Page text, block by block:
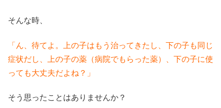
そんな時、
「ん、待てよ。上の子はもう治ってきたし、下の子も同じ
症状だし、上の子の薬（病院でもらった薬）、下の子に使
っても大丈夫だよね？」
そう思ったことはありませんか？